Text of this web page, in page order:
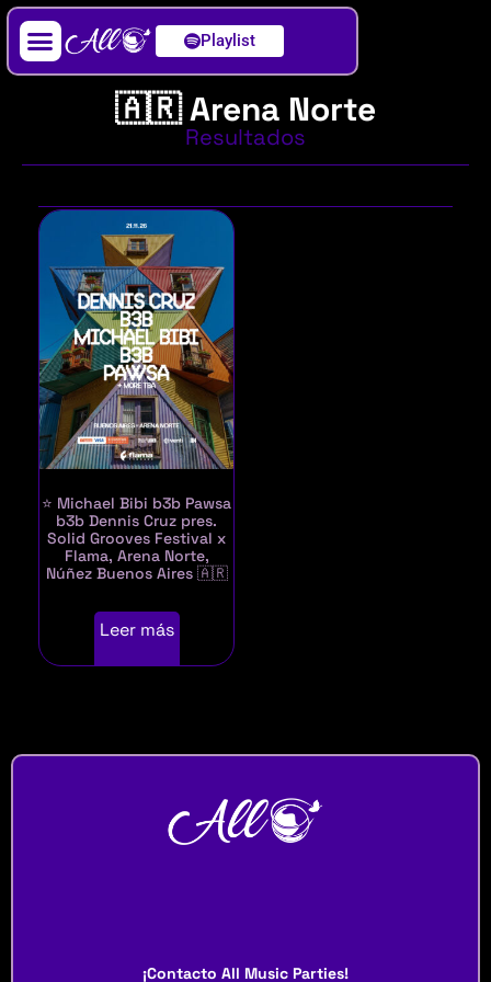
Playlist
🇦🇷 Arena Norte
Resultados
⭐ Michael Bibi b3b Pawsa
b3b Dennis Cruz pres.
Solid Grooves Festival x
Flama, Arena Norte,
Núñez Buenos Aires 🇦🇷
Leer más
¡Contacto All Music Parties!